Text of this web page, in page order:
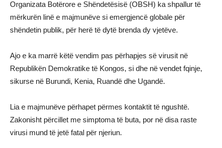
Organizata Botërore e Shëndetësisë (OBSH) ka shpallur të
mërkurën linë e majmunëve si emergjencë globale për
shëndetin publik, për herë të dytë brenda dy vjetëve.
Ajo e ka marrë këtë vendim pas përhapjes së virusit në
Republikën Demokratike të Kongos, si dhe në vendet fqinje,
sikurse në Burundi, Kenia, Ruandë dhe Ugandë.
Lia e majmunëve përhapet përmes kontaktit të ngushtë.
Zakonisht përcillet me simptoma të buta, por në disa raste
virusi mund të jetë fatal për njeriun.